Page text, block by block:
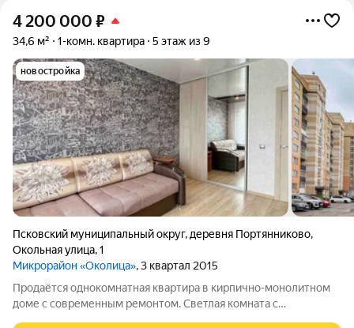
4 200 000 ₽
34,6 м² 1-комн. квартира 5 этаж из 9
новостройка
Псковский муниципальный округ, деревня Портянниково,
Окольная улица,1
Микрорайон «Околица», 3 квартал 2015
Продаётся однокомнатная квартира в кирпично-монолитном
доме с современным ремонтом. Светлая комната с